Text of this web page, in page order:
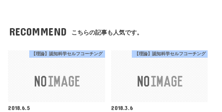
RECOMMEND こちらの記事も人気です。
【理論】認知科学セルフコーチング
2018.6.5
【理論】認知科学セルフコーチング
2018.3.6